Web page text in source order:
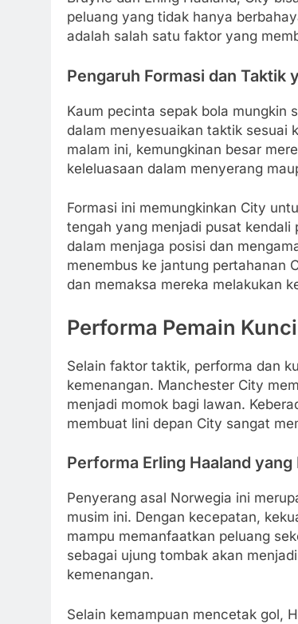
peluang yang tidak hanya
adalah salah satu faktor yang
Pengaruh Formasi dan Taktik
Kaum pecinta sepak bola mungkin
dalam menyesuaikan taktik sesuai
malam ini, kemungkinan besar
keleluasaan dalam menyerang
Formasi ini memungkinkan City
tengah yang menjadi pusat kendali
dalam menjaga posisi dan
menembus ke jantung pertahanan
dan memaksa mereka melakukan
Performa Pemain
Selain faktor taktik, performa dan
kemenangan. Manchester City
menjadi momok bagi lawan.
membuat lini depan City sangat
Performa Erling Haaland
Penyerang asal Norwegia ini
musim ini. Dengan kecepatan,
mampu memanfaatkan peluang
sebagai ujung tombak akan
kemenangan.
Selain kemampuan mencetak gol,